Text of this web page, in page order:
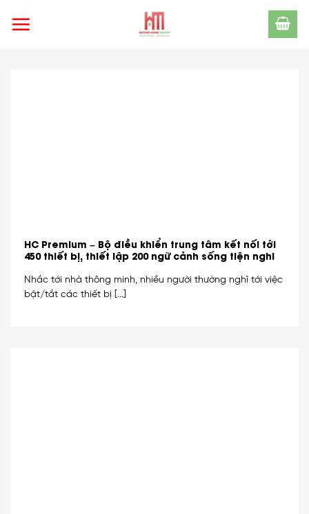
HC Premium – Bộ điều khiển trung tâm kết nối tới
450 thiết bị, thiết lập 200 ngữ cảnh sống tiện nghi
Nhắc tới nhà thông minh, nhiều người thường nghĩ tới việc
bật/tắt các thiết bị [...]